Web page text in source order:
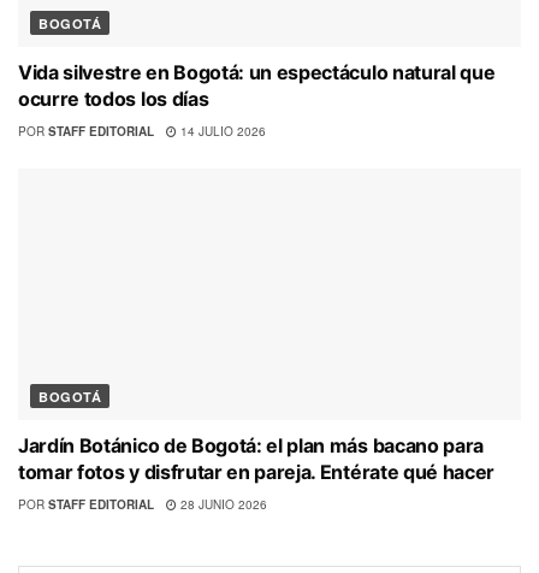
BOGOTÁ
Vida silvestre en Bogotá: un espectáculo natural que
ocurre todos los días
POR STAFF EDITORIAL 14 JULIO 2026
BOGOTÁ
Jardín Botánico de Bogotá: el plan más bacano para
tomar fotos y disfrutar en pareja. Entérate qué hacer
POR STAFF EDITORIAL 28 JUNIO 2026